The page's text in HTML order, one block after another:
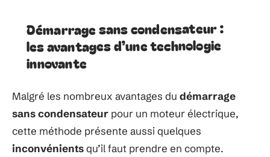
Démarrage sans condensateur :
les avantages d’une technologie
innovante
Malgré les nombreux avantages du démarrage
sans condensateur pour un moteur électrique,
cette méthode présente aussi quelques
inconvénientsqu’il faut prendre en compte.